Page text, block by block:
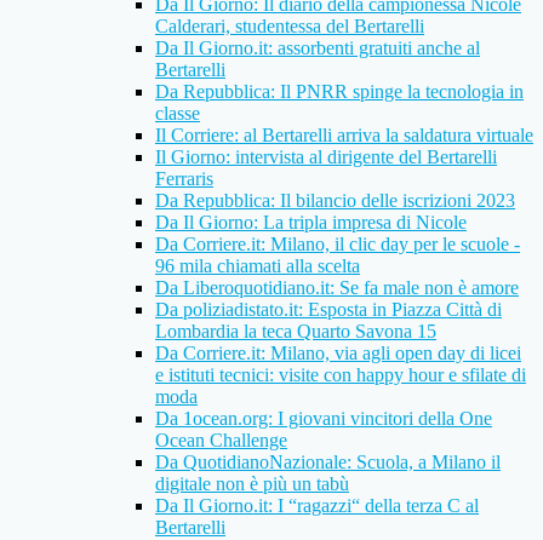
Da Il Giorno: Il diario della campionessa Nicole
Calderari, studentessa del Bertarelli
Da Il Giorno.it: assorbenti gratuiti anche al
Bertarelli
Da Repubblica: Il PNRR spinge la tecnologia in
classe
Il Corriere: al Bertarelli arriva la saldatura virtuale
Il Giorno: intervista al dirigente del Bertarelli
Ferraris
Da Repubblica: Il bilancio delle iscrizioni 2023
Da Il Giorno: La tripla impresa di Nicole
Da Corriere.it: Milano, il clic day per le scuole -
96 mila chiamati alla scelta
Da Liberoquotidiano.it: Se fa male non è amore
Da poliziadistato.it: Esposta in Piazza Città di
Lombardia la teca Quarto Savona 15
Da Corriere.it: Milano, via agli open day di licei
e istituti tecnici: visite con happy hour e sfilate di
moda
Da 1ocean.org: I giovani vincitori della One
Ocean Challenge
Da QuotidianoNazionale: Scuola, a Milano il
digitale non è più un tabù
Da Il Giorno.it: I “ragazzi“ della terza C al
Bertarelli